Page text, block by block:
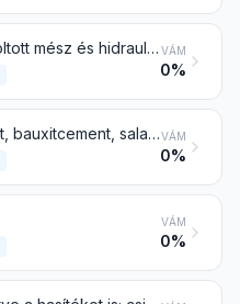
Égetett mész, oltott mész és hidraulikus mész, a 2825 vtsz. alá tartozó kalcium-oxid és -hidroxid kivételével VÁM
0%
Portlandcement, bauxitcement, salakcement, szuperszulfátcement és hasonló hidraulikus cement festve vagy klinker formában isVÁM
0%
VÁM
0%